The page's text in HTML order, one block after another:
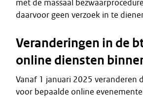
met de massaal
daarvoor geen verzoek in te
Veranderingen in de
online diensten
Vanaf 1 januari 2025 veranderen
voor bepaalde online